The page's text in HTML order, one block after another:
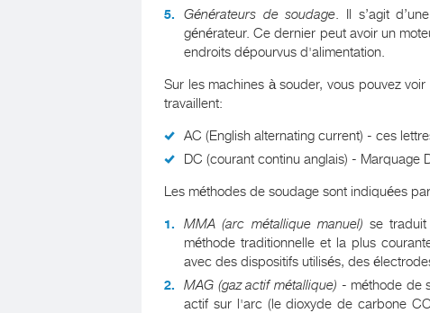
Générateurs de soudage. Il s’agit
générateur. Ce dernier peut avoir un
endroits dépourvus d'alimentation.
Sur les machines à souder, vous pouvez
travaillent:
AC (English alternating current) - ces
DC (courant continu anglais) - Marquage
Les méthodes de soudage sont indiquées
MMA (arc métallique manuel) se
méthode traditionnelle et la plus
avec des dispositifs utilisés, des
MAG (gaz actif métallique) - méthode de
actif sur l'arc (le dioxyde de carbone